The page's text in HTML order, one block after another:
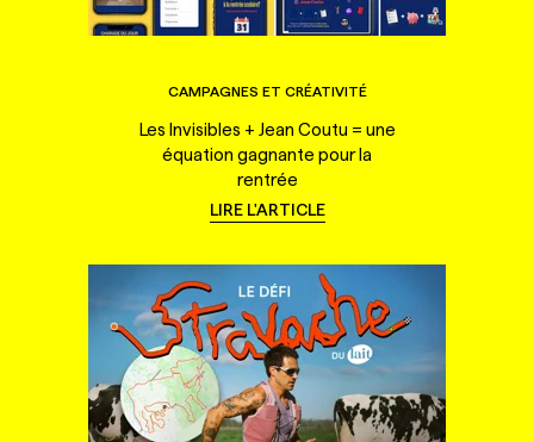
CAMPAGNES ET CRÉATIVITÉ
Les Invisibles + Jean Coutu = une
équation gagnante pour la
rentrée
LIRE L'ARTICLE